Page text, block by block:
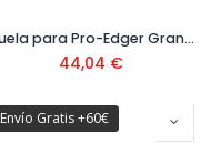
Muela para Pro-Edger Grano Fino 66 mm Ref.16957
44,04 €
Envío Gratis +60€